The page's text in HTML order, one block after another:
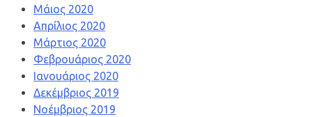
Μάιος 2020
Απρίλιος 2020
Μάρτιος 2020
Φεβρουάριος 2020
Ιανουάριος 2020
Δεκέμβριος 2019
Νοέμβριος 2019